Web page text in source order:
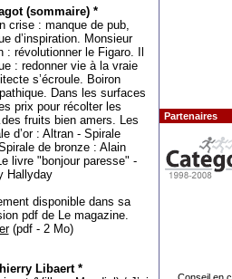
(sommaire) *
crise : manque de pub,
d’inspiration. Monsieur
révolutionner le Figaro. Il
: redonner vie à la vraie
s’écroule. Boiron
Dans les surfaces
prix pour récolter les
fruits bien amers. Les
d’or : Altran - Spirale
de bronze : Alain
livre "bonjour paresse" -
Hallyday
disponible dans sa
pdf de Le magazine.
(pdf - 2 Mo)
Libaert *
Partenaires